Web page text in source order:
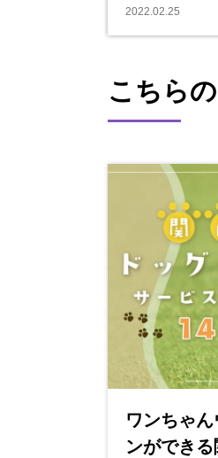
2022.02.25
こちら
ワンちゃ
ンができ